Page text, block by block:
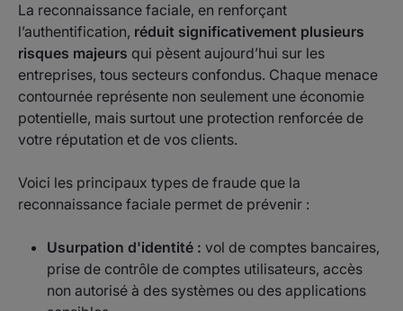
La reconnaissance faciale, en renforçant
l’authentification, réduit significativement plusieurs
risques majeurs qui pèsent aujourd’hui sur les
entreprises, tous secteurs confondus. Chaque menace
contournée représente non seulement une économie
potentielle, mais surtout une protection renforcée de
votre réputation et de vos clients.
Voici les principaux types de fraude que la
reconnaissance faciale permet de prévenir :
Usurpation d'identité : vol de comptes bancaires,
prise de contrôle de comptes utilisateurs, accès
non autorisé à des systèmes ou des applications